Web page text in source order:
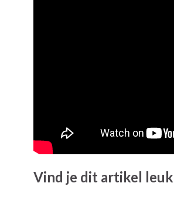
Vind je dit artikel